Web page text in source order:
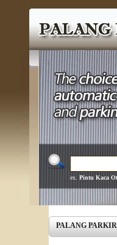
ex. Pintu Kaca
PALANG